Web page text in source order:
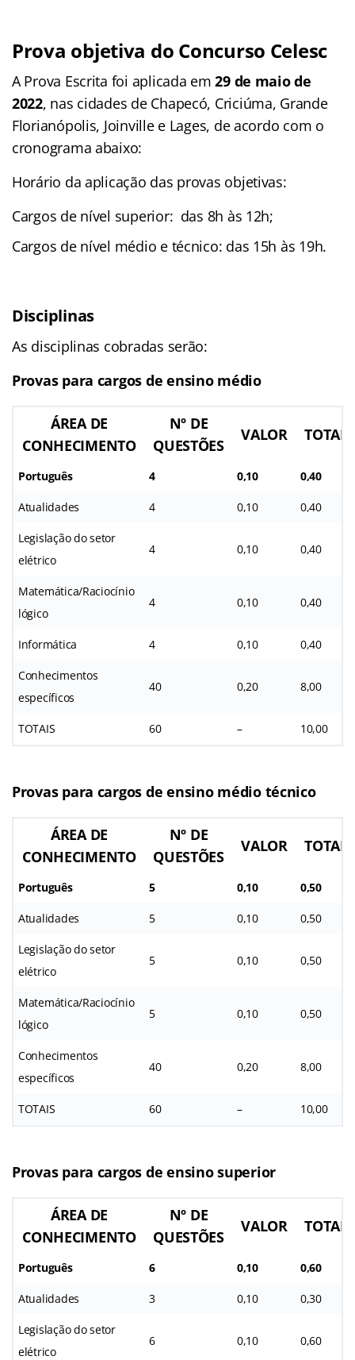
Prova objetiva do Concurso Celesc
A Prova Escrita foi aplicada em29 de maio de
2022, nas cidades de Chapecó, Criciúma, Grande
Florianópolis, Joinville e Lages, de acordo com o
cronograma abaixo:
Horário da aplicação das provas objetivas:
Cargos de nível superior: das 8h às 12h;
Cargos de nível médio e técnico: das 15h às 19h.
Disciplinas
As disciplinas cobradas serão:
Provas para cargos de ensino médio
ÁREA DE
CONHECIMENTO
Nº DE
QUESTÕES
VALOR TOTAL
Português 4 0,10 0,40
Atualidades 4 0,10 0,40
Legislação do setor
elétrico
4 0,10 0,40
Matemática/Raciocínio
lógico
4 0,10 0,40
Informática 4 0,10 0,40
Conhecimentos
específicos
40 0,20 8,00
TOTAIS 60 – 10,00
Provas para cargos de ensino médio técnico
ÁREA DE
CONHECIMENTO
Nº DE
QUESTÕES
VALOR TOTAL
Português 5 0,10 0,50
Atualidades 5 0,10 0,50
Legislação do setor
elétrico
5 0,10 0,50
Matemática/Raciocínio
lógico
5 0,10 0,50
Conhecimentos
específicos
40 0,20 8,00
TOTAIS 60 – 10,00
Provas para cargos de ensino superior
ÁREA DE
CONHECIMENTO
Nº DE
QUESTÕES
VALOR TOTAL
Português 6 0,10 0,60
Atualidades 3 0,10 0,30
Legislação do setor
elétrico
6 0,10 0,60